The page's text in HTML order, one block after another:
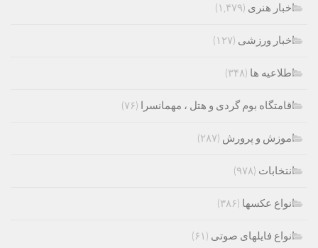
اخبار هنری (۱,۴۷۹)
اخبار ورزشی (۱۲۷)
اطلاعیه ها (۳۴۸)
اقامتگاه بوم گردی و هتل ، مهمانسرا (۷۶)
اموزش و پرورش (۲۸۷)
انتخابات (۹۷۸)
انواع عکسها (۳۸۶)
انواع فایلهای صوتی (۶۱)